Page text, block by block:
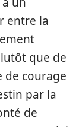
entre la
que de
de courage
par la
de